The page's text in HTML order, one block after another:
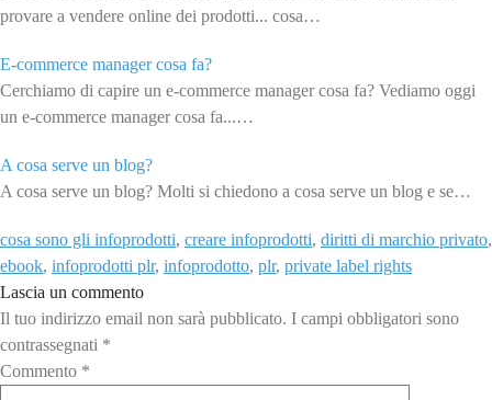
provare a vendere online dei prodotti... cosa…
E-commerce manager cosa fa?
Cerchiamo di capire un e-commerce manager cosa fa? Vediamo oggi
un e-commerce manager cosa fa...…
A cosa serve un blog?
A cosa serve un blog? Molti si chiedono a cosa serve un blog e se…
cosa sono gli infoprodotti, creare infoprodotti, diritti di marchio privato,
ebook, infoprodotti plr, infoprodotto, plr, private label rights
Lascia un commento
Il tuo indirizzo email non sarà pubblicato. I campi obbligatori sono
contrassegnati *
Commento *